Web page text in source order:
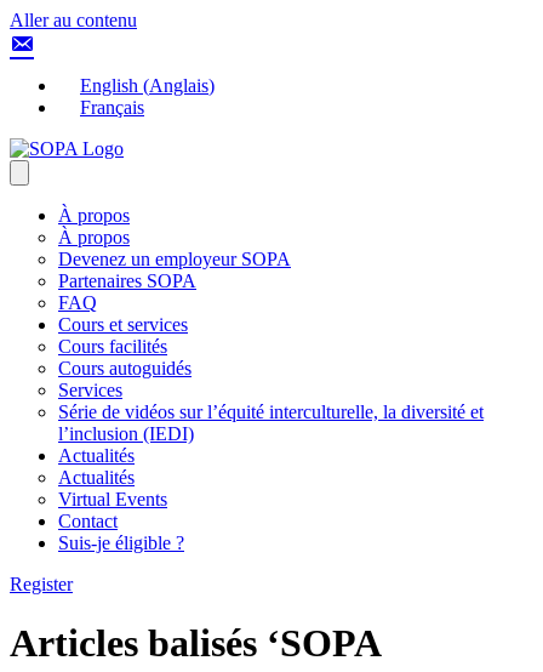
Aller au contenu
English (Anglais)
Français
À propos
À propos
Devenez un employeur SOPA
Partenaires SOPA
FAQ
Cours et services
Cours facilités
Cours autoguidés
Services
Série de vidéos sur l’équité interculturelle, la diversité et
l’inclusion (IEDI)
Actualités
Actualités
Virtual Events
Contact
Suis-je éligible ?
Register
Articles balisés ‘SOPA